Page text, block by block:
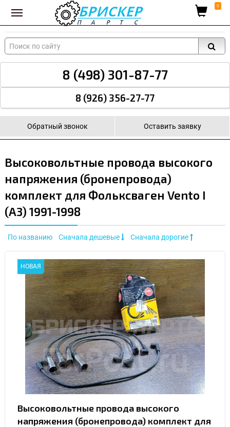
Вход для поставщиков 0
8 (498) 301-87-77
8 (926) 356-27-77
Обратный звонок Оставить заявку
Высоковольтные провода высокого
напряжения (бронепровода)
комплект для Фольксваген Vento I
(A3) 1991-1998
По названию Сначала дешевые Сначала дорогие
НОВАЯ
Высоковольтные провода высокого
напряжения (бронепровода) комплект для